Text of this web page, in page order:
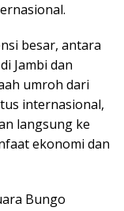
besar, antara
Jambi dan
umroh dari
internasional,
langsung ke
ekonomi dan
Bungo